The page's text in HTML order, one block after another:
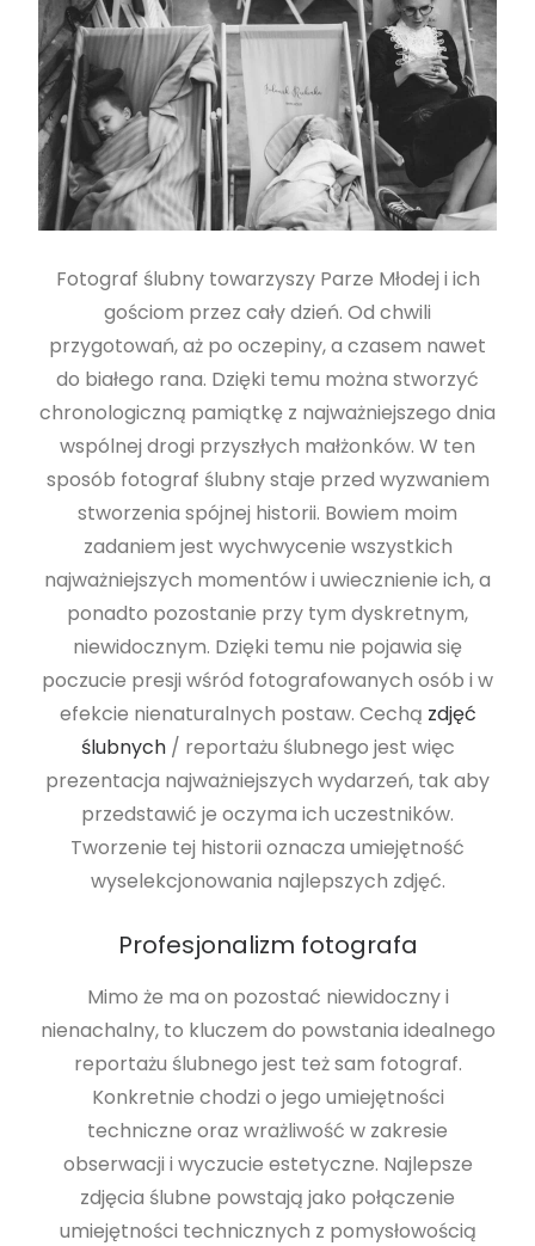
Fotograf ślubny towarzyszy Parze Młodej i ich
gościom przez cały dzień. Od chwili
przygotowań, aż po oczepiny, a czasem nawet
do białego rana. Dzięki temu można stworzyć
chronologiczną pamiątkę z najważniejszego dnia
wspólnej drogi przyszłych małżonków. W ten
sposób fotograf ślubny staje przed wyzwaniem
stworzenia spójnej historii. Bowiem moim
zadaniem jest wychwycenie wszystkich
najważniejszych momentów i uwiecznienie ich, a
ponadto pozostanie przy tym dyskretnym,
niewidocznym. Dzięki temu nie pojawia się
poczucie presji wśród fotografowanych osób i w
efekcie nienaturalnych postaw. Cechą zdjęć
ślubnych/ reportażu ślubnego jest więc
prezentacja najważniejszych wydarzeń, tak aby
przedstawić je oczyma ich uczestników.
Tworzenie tej historii oznacza umiejętność
wyselekcjonowania najlepszych zdjęć.
Profesjonalizm fotografa
Mimo że ma on pozostać niewidoczny i
nienachalny, to kluczem do powstania idealnego
reportażu ślubnego jest też sam fotograf.
Konkretnie chodzi o jego umiejętności
techniczne oraz wrażliwość w zakresie
obserwacji i wyczucie estetyczne. Najlepsze
zdjęcia ślubne powstają jako połączenie
umiejętności technicznych z pomysłowością